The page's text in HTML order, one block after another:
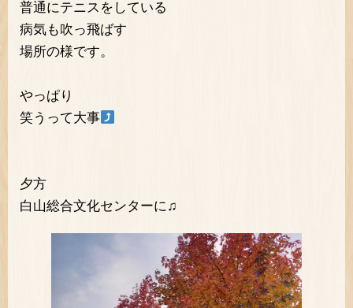
普通にテニスをしている
病気も吹っ飛ばす
場所の様です。
やっぱり
笑うって大事
夕方
白山総合文化センターに♫